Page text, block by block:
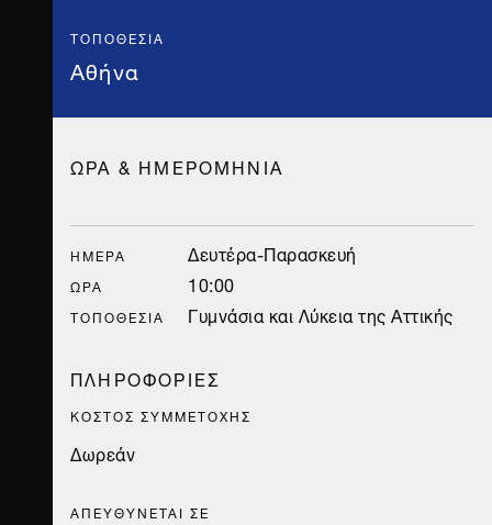
ΤΟΠΟΘΕΣΊΑ
Αθήνα
ΩΡΑ & ΗΜΕΡΟΜΗΝΙΑ
ΗΜΈΡΑ Δευτέρα-Παρασκευή
ΏΡΑ 10:00
ΤΟΠΟΘΕΣΊΑ
Γυμνάσια και Λύκεια της Αττικής
ΠΛΗΡΟΦΟΡΙΕΣ
ΚΟΣΤΟΣ ΣΥΜΜΕΤΟΧΗΣ
Δωρεάν
ΑΠΕΥΘΥΝΕΤΑΙ ΣΕ